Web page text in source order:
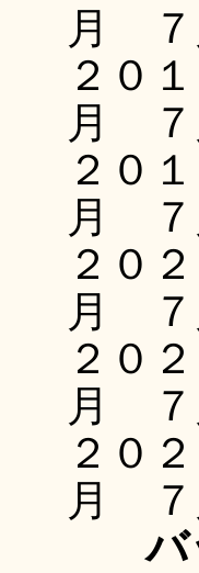
月
２０
月
２０
月
２０
月
２０
月
２０
月
バ